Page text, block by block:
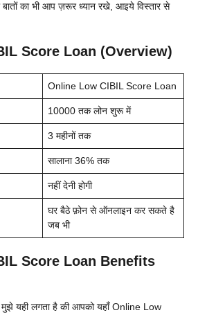
का भी आप ज़रूर ध्यान रखे, आइये विस्तार से
Score Loan (Overview)
Online Low CIBIL Score Loan
10000 तक लोन शुरू में
3 महीनों तक
सालाना 36% तक
नहीं देनी होगी
घर बैठे फ़ोन से ऑनलाइन कर सकते है
जब भी
Score Loan Benefits
मुझे यही लगता है की आपको यहाँ Online Low